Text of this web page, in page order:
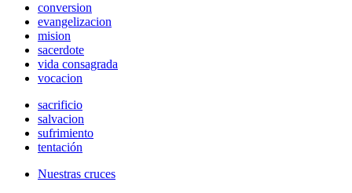
conversion
evangelizacion
mision
sacerdote
vida consagrada
vocacion
sacrificio
salvacion
sufrimiento
tentación
Nuestras cruces